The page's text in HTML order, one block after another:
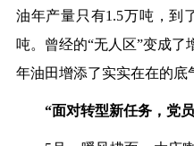
油年产量只有1.5万吨，到
吨。曾经的“无人区”变成了
年油田增添了实实在在的底
“面对转型新任务，党